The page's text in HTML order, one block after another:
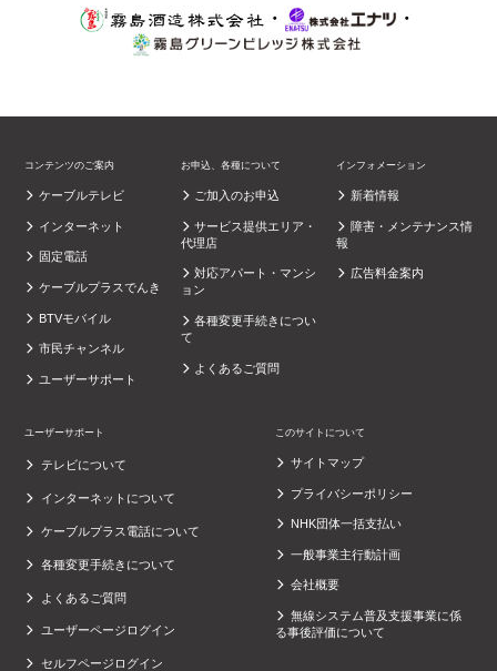
・
・
コンテンツのご案内
ケーブルテレビ
インターネット
固定電話
ケーブルプラスでんき
BTVモバイル
市民チャンネル
ユーザーサポート
お申込、各種について
ご加入のお申込
サービス提供エリア・
代理店
対応アパート・マンシ
ョン
各種変更手続きについ
て
よくあるご質問
インフォメーション
新着情報
障害・メンテナンス情
報
広告料金案内
ユーザーサポート
テレビについて
インターネットについて
ケーブルプラス電話について
各種変更手続きについて
よくあるご質問
ユーザーページログイン
セルフページログイン
このサイトについて
サイトマップ
プライバシーポリシー
NHK団体一括支払い
一般事業主行動計画
会社概要
無線システム普及支援事業に係
る事後評価について